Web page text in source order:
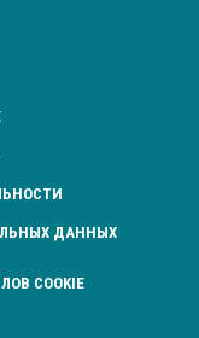
ДАННЫХ
COOKIE